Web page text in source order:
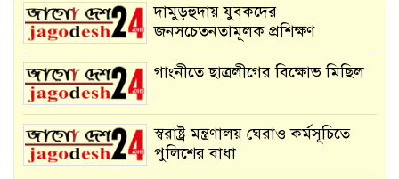
দামুড়হুদায় যুবকদের
জনসচেতনতামূলক প্রশিক্ষণ
গাংনীতে ছাত্রলীগের বিক্ষোভ মিছিল
স্বরাষ্ট্র মন্ত্রণালয় ঘেরাও কর্মসূচিতে
পুলিশের বাধা